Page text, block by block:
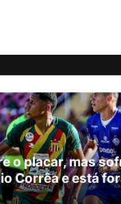
o placar, mas
Corrêa e está